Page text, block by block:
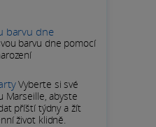
barvu dne
barvu dne pomocí
Vyberte si své
Marseille, abyste
příští týdny a žít
život klidně.